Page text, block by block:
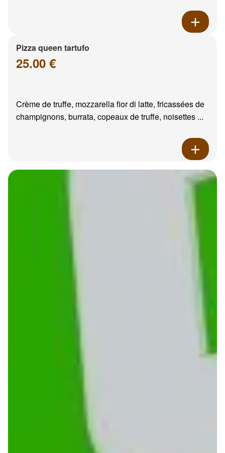
Pizza queen tartufo
25.00 €
Crème de truffe, mozzarella fior di latte, fricassées de
champignons, burrata, copeaux de truffe, noisettes ...